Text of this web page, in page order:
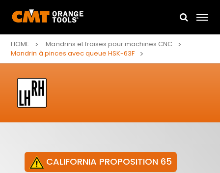
HOME
Mandrins et fraises pour machines CNC
Mandrin à pinces avec queue HSK-63F
CALIFORNIA PROPOSITION 65